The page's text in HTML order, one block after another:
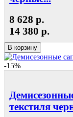
8 628 р.
14 380 р.
В корзину
-15%
текстиля